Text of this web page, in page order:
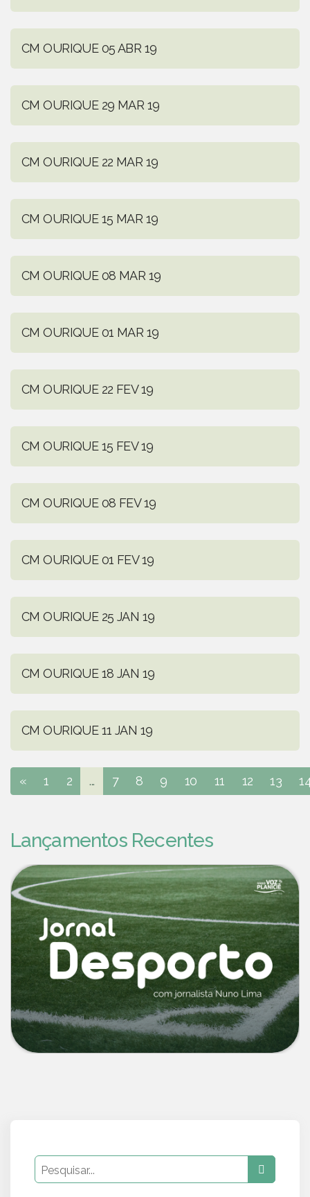
CM OURIQUE 05 ABR 19
CM OURIQUE 29 MAR 19
CM OURIQUE 22 MAR 19
CM OURIQUE 15 MAR 19
CM OURIQUE 08 MAR 19
CM OURIQUE 01 MAR 19
CM OURIQUE 22 FEV 19
CM OURIQUE 15 FEV 19
CM OURIQUE 08 FEV 19
CM OURIQUE 01 FEV 19
CM OURIQUE 25 JAN 19
CM OURIQUE 18 JAN 19
CM OURIQUE 11 JAN 19
« 1 2 ... 7 8 9 10 11 12 13
Lançamentos Recentes